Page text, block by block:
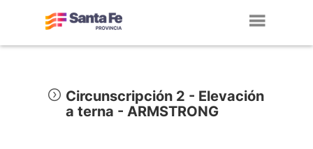
Circunscripción 2 - Elevación
a terna - ARMSTRONG